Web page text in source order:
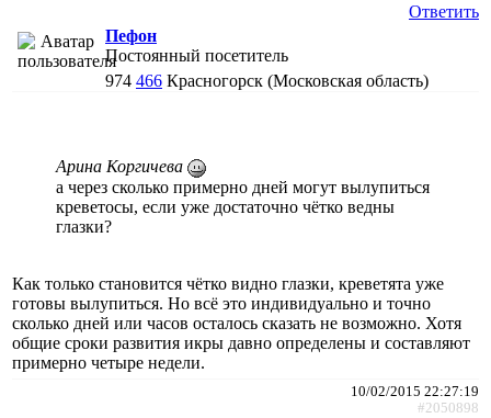
Ответить
Пефон
Постоянный посетитель
974 466 Красногорск (Московская область)
Арина Коргичева
а через сколько примерно дней могут вылупиться
креветосы, если уже достаточно чётко ведны
глазки?
Как только становится чётко видно глазки, креветята уже
готовы вылупиться. Но всё это индивидуально и точно
сколько дней или часов осталось сказать не возможно. Хотя
общие сроки развития икры давно определены и составляют
примерно четыре недели.
10/02/2015 22:27:19
#2050898